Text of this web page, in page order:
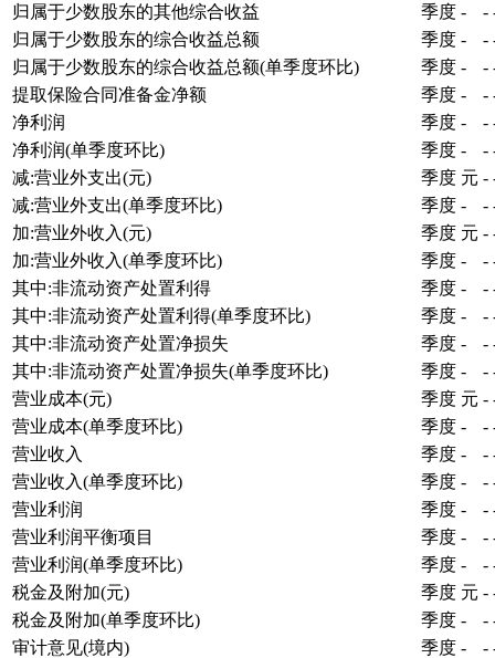
归属于少数股东的其他综合收益
季度 - -
归属于少数股东的综合收益总额
季度 - -
归属于少数股东的综合收益总额(单季度环比)
季度 - -
提取保险合同准备金净额
季度 - -
净利润
季度 - -
净利润(单季度环比)
季度 - -
减:营业外支出(元)
季度 元 -
减:营业外支出(单季度环比)
季度 - -
加:营业外收入(元)
季度 元 -
加:营业外收入(单季度环比)
季度 - -
其中:非流动资产处置利得
季度 - -
其中:非流动资产处置利得(单季度环比)
季度 - -
其中:非流动资产处置净损失
季度 - -
其中:非流动资产处置净损失(单季度环比)
季度 - -
营业成本(元)
季度 元 -
营业成本(单季度环比)
季度 - -
营业收入
季度 - -
营业收入(单季度环比)
季度 - -
营业利润
季度 - -
营业利润平衡项目
季度 - -
营业利润(单季度环比)
季度 - -
税金及附加(元)
季度 元 -
税金及附加(单季度环比)
季度 - -
审计意见(境内)
季度 - -